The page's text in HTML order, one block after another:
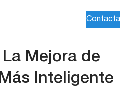
Contacta
La Mejora de
Inteligente